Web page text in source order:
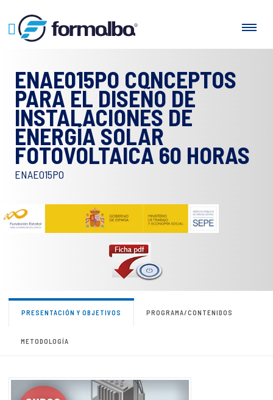
ENAE015PO CONCEPTOS
PARA EL DISEÑO DE
INSTALACIONES DE
ENERGÍA SOLAR
FOTOVOLTAICA 60 HORAS
ENAE015PO
PRESENTACIÓN Y OBJETIVOS PROGRAMA/CONTENIDOS
METODOLOGÍA